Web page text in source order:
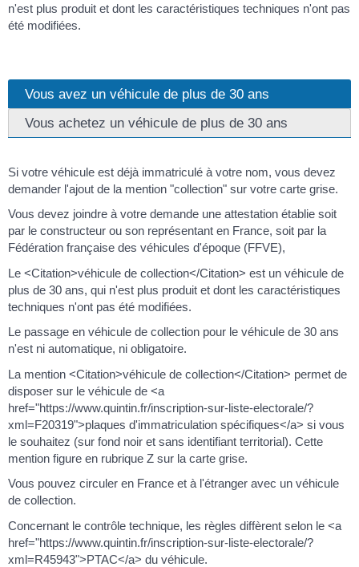
n'est plus produit et dont les caractéristiques techniques n'ont pas
été modifiées.
Vous avez un véhicule de plus de 30 ans
Vous achetez un véhicule de plus de 30 ans
Si votre véhicule est déjà immatriculé à votre nom, vous devez
demander l'ajout de la mention "collection" sur votre carte grise.
Vous devez joindre à votre demande une attestation établie soit
par le constructeur ou son représentant en France, soit par la
Fédération française des véhicules d'époque (FFVE),
Le <Citation>véhicule de collection</Citation> est un véhicule de
plus de 30 ans, qui n'est plus produit et dont les caractéristiques
techniques n'ont pas été modifiées.
Le passage en véhicule de collection pour le véhicule de 30 ans
n'est ni automatique, ni obligatoire.
La mention <Citation>véhicule de collection</Citation> permet de
disposer sur le véhicule de <a
href="https://www.quintin.fr/inscription-sur-liste-electorale/?
xml=F20319">plaques d'immatriculation spécifiques</a> si vous
le souhaitez (sur fond noir et sans identifiant territorial). Cette
mention figure en rubrique Z sur la carte grise.
Vous pouvez circuler en France et à l'étranger avec un véhicule
de collection.
Concernant le contrôle technique, les règles diffèrent selon le <a
href="https://www.quintin.fr/inscription-sur-liste-electorale/?
xml=R45943">PTAC</a> du véhicule.